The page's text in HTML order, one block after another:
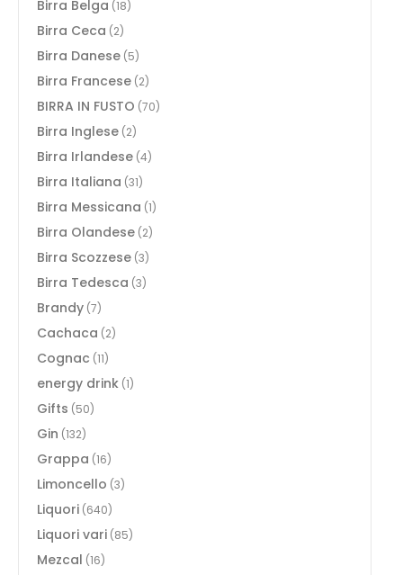
Birra Belga (18)
Birra Ceca (2)
Birra Danese (5)
Birra Francese (2)
BIRRA IN FUSTO (70)
Birra Inglese (2)
Birra Irlandese (4)
Birra Italiana (31)
Birra Messicana (1)
Birra Olandese (2)
Birra Scozzese (3)
Birra Tedesca (3)
Brandy (7)
Cachaca (2)
Cognac (11)
energy drink (1)
Gifts (50)
Gin (132)
Grappa (16)
Limoncello (3)
Liquori (640)
Liquori vari (85)
Mezcal (16)